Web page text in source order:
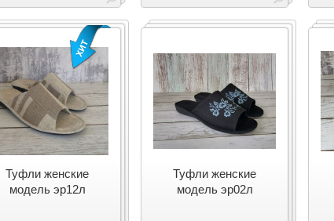
Туфли женские
модель эр12л
Туфли женские
модель эр02л